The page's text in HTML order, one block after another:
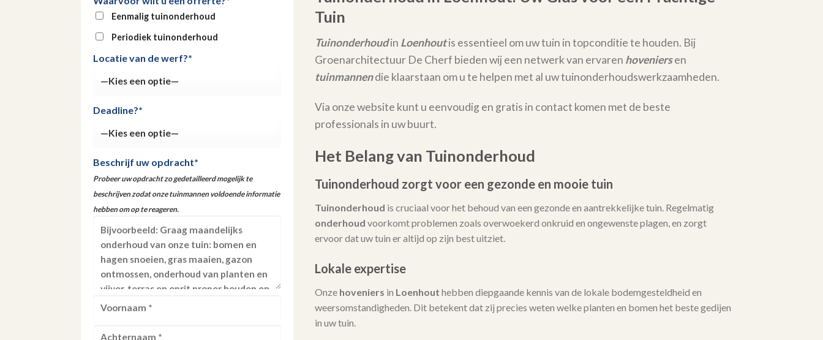
Eenmalig tuinonderhoud
Periodiek tuinonderhoud
Locatie van de werf?*
Deadline?*
Beschrijf uw opdracht*
Probeer uw opdracht zo gedetailleerd mogelijk te
beschrijven zodat onze tuinmannen voldoende informatie
hebben om op te reageren.
Tuin
Tuinonderhoudin Loenhoutis essentieel om uw tuin in topconditie te houden. Bij
Groenarchitectuur De Cherf bieden wij een netwerk van ervaren hoveniersen
tuinmannendie klaarstaan om u te helpen met al uw tuinonderhoudswerkzaamheden.
Via onze website kunt u eenvoudig en gratis in contact komen met de beste
professionals in uw buurt.
Het Belang van Tuinonderhoud
Tuinonderhoud zorgt voor een gezonde en mooie tuin
Tuinonderhoud is cruciaal voor het behoud van een gezonde en aantrekkelijke tuin. Regelmatig
onderhoud voorkomt problemen zoals overwoekerd onkruid en ongewenste plagen, en zorgt
ervoor dat uw tuin er altijd op zijn best uitziet.
Lokale expertise
Onze hoveniers in Loenhout hebben diepgaande kennis van de lokale bodemgesteldheid en
weersomstandigheden. Dit betekent dat zij precies weten welke planten en bomen het beste gedijen
in uw tuin.